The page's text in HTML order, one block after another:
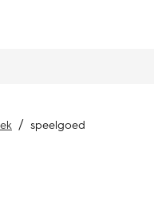
speelgoed